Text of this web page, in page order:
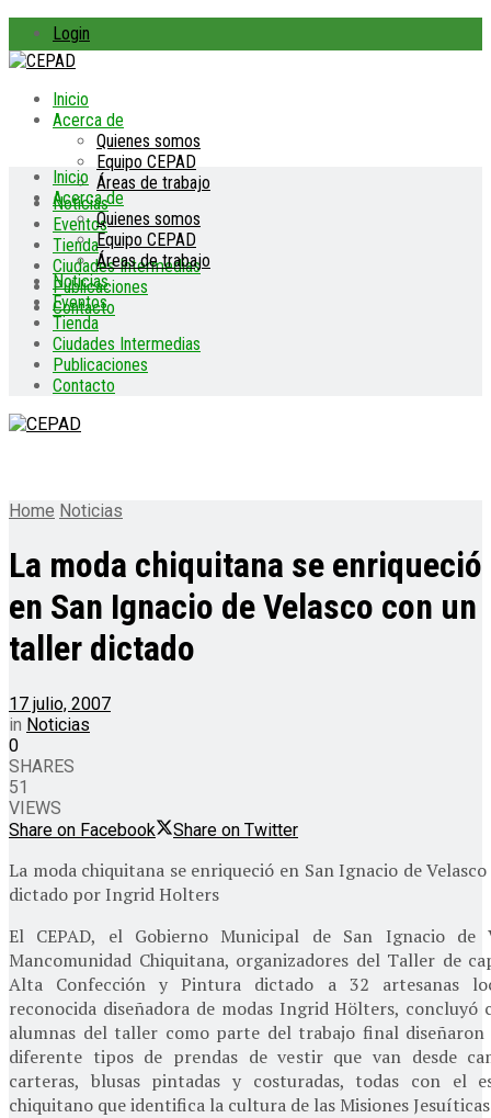
Login
Inicio
Acerca de
Quienes somos
Equipo CEPAD
Áreas de trabajo
Noticias
Eventos
Tienda
Ciudades Intermedias
Publicaciones
Contacto
Inicio
Acerca de
Quienes somos
Equipo CEPAD
Áreas de trabajo
Noticias
Eventos
Tienda
Ciudades Intermedias
Publicaciones
Contacto
Home Noticias
La moda chiquitana se enriqueció
en San Ignacio de Velasco con un
taller dictado
17 julio, 2007
in Noticias
0
SHARES
51
VIEWS
Share on Facebook
Share on Twitter
La moda chiquitana se enriqueció en San Ignacio de
dictado por Ingrid Holters
El CEPAD, el Gobierno Municipal de San Ignacio de
Mancomunidad Chiquitana, organizadores del Taller de
Alta Confección y Pintura dictado a 32 artesanas
reconocida diseñadora de modas Ingrid Hölters, concluyó
alumnas del taller como parte del trabajo final
diferente tipos de prendas de vestir que van desde
carteras, blusas pintadas y costuradas, todas con el
chiquitano que identifica la cultura de las Misiones